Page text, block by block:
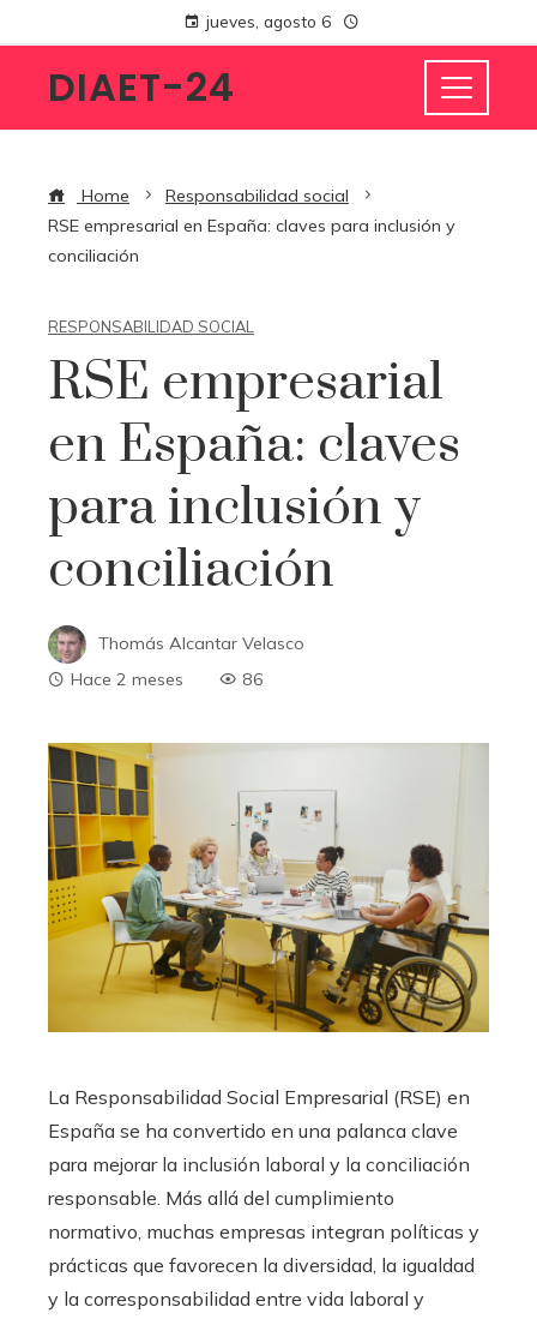
jueves, agosto 6
DIAET-24
Home
Responsabilidad social
RSE empresarial en España: claves para inclusión y
conciliación
RESPONSABILIDAD SOCIAL
RSE empresarial
en España: claves
para inclusión y
conciliación
Thomás Alcantar Velasco
Hace 2 meses
86
La Responsabilidad Social Empresarial (RSE) en
España se ha convertido en una palanca clave
para mejorar la inclusión laboral y la conciliación
responsable. Más allá del cumplimiento
normativo, muchas empresas integran políticas y
prácticas que favorecen la diversidad, la igualdad
y la corresponsabilidad entre vida laboral y